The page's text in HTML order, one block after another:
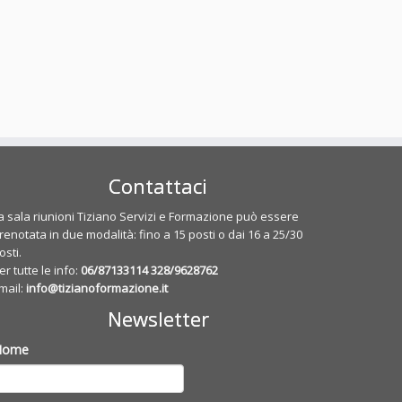
Contattaci
sala riunioni Tiziano Servizi e Formazione può essere
in due modalità: fino a 15 posti o dai 16 a 25/30
tutte le info: 06/87133114328/9628762
info@tizianoformazione.it
Newsletter